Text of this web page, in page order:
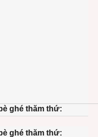
ghé thăm thứ:
ghé thăm thứ: